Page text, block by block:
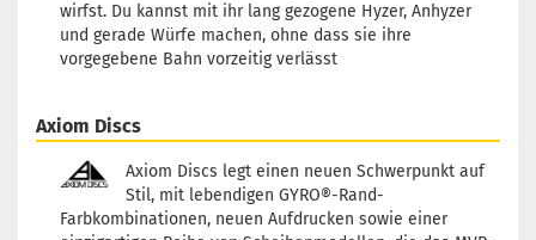
wirfst. Du kannst mit ihr lang gezogene Hyzer, Anhyzer
und gerade Würfe machen, ohne dass sie ihre
vorgegebene Bahn vorzeitig verlässt
Axiom Discs
Axiom Discs legt einen neuen Schwerpunkt auf
Stil, mit lebendigen GYRO®-Rand-
Farbkombinationen, neuen Aufdrucken sowie einer